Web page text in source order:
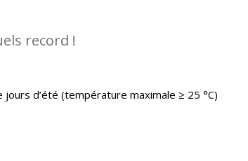
record !
d’été (température maximale ≥ 25 °C)